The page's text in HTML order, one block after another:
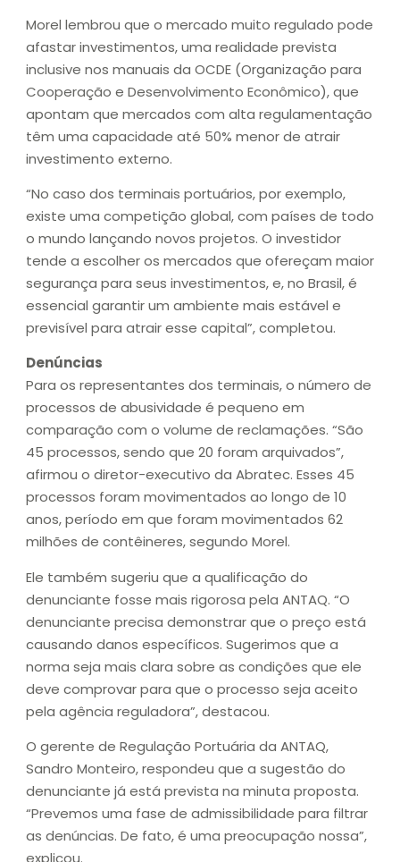
Morel lembrou que o mercado muito regulado pode
afastar investimentos, uma realidade prevista
inclusive nos manuais da OCDE (Organização para
Cooperação e Desenvolvimento Econômico), que
apontam que mercados com alta regulamentação
têm uma capacidade até 50% menor de atrair
investimento externo.
“No caso dos terminais portuários, por exemplo,
existe uma competição global, com países de todo
o mundo lançando novos projetos. O investidor
tende a escolher os mercados que ofereçam maior
segurança para seus investimentos, e, no Brasil, é
essencial garantir um ambiente mais estável e
previsível para atrair esse capital”, completou.
Denúncias
Para os representantes dos terminais, o número de
processos de abusividade é pequeno em
comparação com o volume de reclamações. “São
45 processos, sendo que 20 foram arquivados”,
afirmou o diretor-executivo da Abratec. Esses 45
processos foram movimentados ao longo de 10
anos, período em que foram movimentados 62
milhões de contêineres, segundo Morel.
Ele também sugeriu que a qualificação do
denunciante fosse mais rigorosa pela ANTAQ. “O
denunciante precisa demonstrar que o preço está
causando danos específicos. Sugerimos que a
norma seja mais clara sobre as condições que ele
deve comprovar para que o processo seja aceito
pela agência reguladora”, destacou.
O gerente de Regulação Portuária da ANTAQ,
Sandro Monteiro, respondeu que a sugestão do
denunciante já está prevista na minuta proposta.
“Prevemos uma fase de admissibilidade para filtrar
as denúncias. De fato, é uma preocupação nossa”,
explicou.